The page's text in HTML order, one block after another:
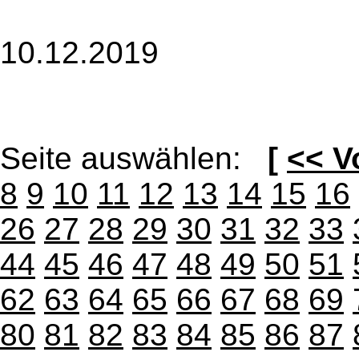
10.12.2019
Seite auswählen: [ <<
8 9 10 11 12 13 14 15 16
26 27 28 29 30 31 32 33
44 45 46 47 48 49 50 51
62 63 64 65 66 67 68 69
80 81 82 83 84 85 86 87